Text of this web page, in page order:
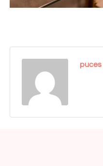
puces